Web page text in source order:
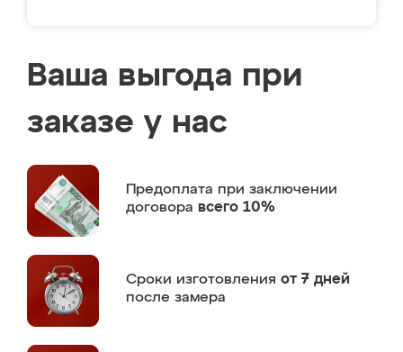
Ваша выгода при
заказе у нас
Предоплата при заключении
договора всего 10%
Сроки изготовления от 7 дней
после замера